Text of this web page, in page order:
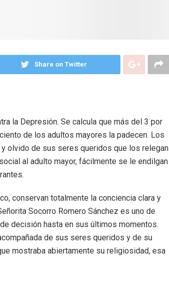
Share on Twitter
la Depresión. Se calcula que más del 3 por
de los adultos mayores la padecen. Los
olvido de sus seres queridos que los relegan
al adulto mayor, fácilmente se le endilgan
conservan totalmente la conciencia clara y
Socorro Romero Sánchez es uno de
decisión hasta en sus últimos momentos.
de sus seres queridos y de su
mostraba abiertamente su religiosidad, esa